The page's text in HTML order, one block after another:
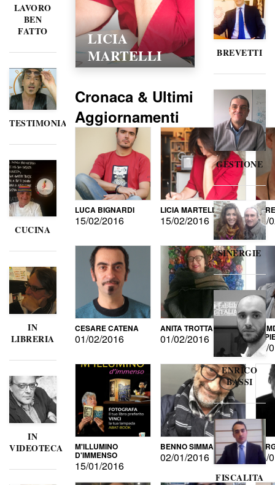
LAVORO
BEN
FATTO
TESTIMONIANZE
CUCINA
IN
LIBRERIA
IN
VIDEOTECA
LICIA
MARTELLI
Cronaca & Ultimi
Aggiornamenti
LUCA BIGNARDI
15/02/2016
LICIA MARTELLI
15/02/2016 15/
CESARE CATENA
01/02/2016
ANITA TROTTA
01/02/2016 DI
15/
M'ILLUMINO
D'IMMENSO
15/01/2016
BENNO SIMMA
02/01/2016
BREVETTI
GESTIONE
SINERGIE
ENRICO
BASSI
FISCALITA